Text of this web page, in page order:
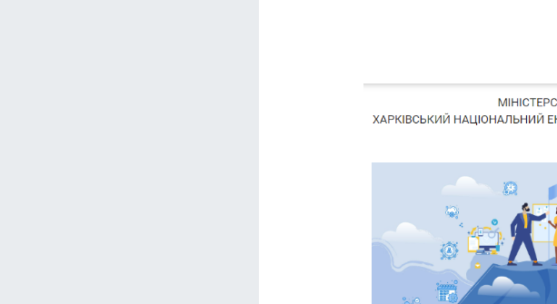
Topic outline
General